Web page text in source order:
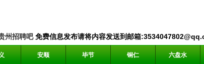
州招聘吧免费信息发布请将内容发送到邮箱
安顺 毕节 铜仁 六盘水